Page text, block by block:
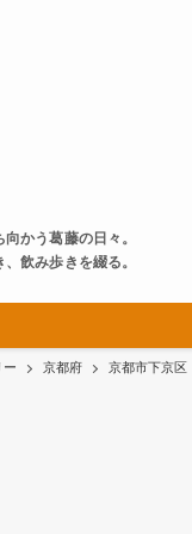
かう葛藤の日々。
飲み歩きを綴る。
ー 京都府 京都市下京区